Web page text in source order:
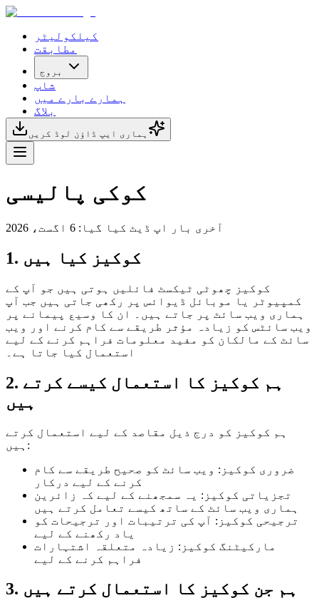
کیلکولیٹر
مطابقت
بروج
شاپ
ہمارے بارے میں
بلاگ
ہماری ایپ ڈاؤن لوڈ کریں
کوکی پالیسی
آخری بار اپ ڈیٹ کیا گیا: 6 اگست، 2026
1. کوکیز کیا ہیں
کوکیز چھوٹی ٹیکسٹ فائلیں ہوتی ہیں جو آپ کے
کمپیوٹر یا موبائل ڈیوائس پر رکھی جاتی ہیں جب آپ
ہماری ویب سائٹ پر جاتے ہیں۔ ان کا وسیع پیمانے پر
ویب سائٹس کو زیادہ مؤثر طریقے سے کام کرنے اور ویب
سائٹ کے مالکان کو مفید معلومات فراہم کرنے کے لیے
استعمال کیا جاتا ہے۔
2. ہم کوکیز کا استعمال کیسے کرتے
ہیں
ہم کوکیز کو درج ذیل مقاصد کے لیے استعمال کرتے
ہیں:
ضروری کوکیز: ویب سائٹ کو صحیح طریقے سے کام
کرنے کے لیے درکار
تجزیاتی کوکیز: یہ سمجھنے کے لیے کہ زائرین
ہماری ویب سائٹ کے ساتھ کیسے تعامل کرتے ہیں
ترجیحی کوکیز: آپ کی ترتیبات اور ترجیحات کو
یاد رکھنے کے لیے
مارکیٹنگ کوکیز: زیادہ متعلقہ اشتہارات
فراہم کرنے کے لیے
3. ہم جن کوکیز کا استعمال کرتے ہیں